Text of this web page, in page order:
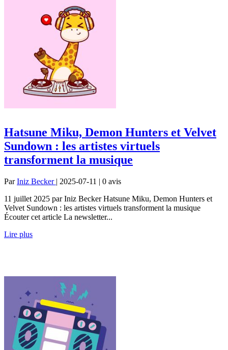
Hatsune Miku, Demon Hunters et Velvet
Sundown : les artistes virtuels
transforment la musique
ParIniz Becker | 2025-07-11 | 0 avis
11 juillet 2025 par Iniz Becker Hatsune Miku, Demon Hunters et
Velvet Sundown : les artistes virtuels transforment la musique
Écouter cet article La newsletter...
Lire plus